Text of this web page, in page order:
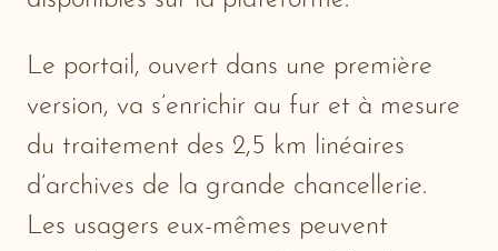
Le portail, ouvert dans une première
version, va s’enrichir au fur et à mesure
du traitement des 2,5 km linéaires
d’archives de la grande chancellerie.
Les usagers eux-mêmes peuvent